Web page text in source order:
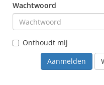
Wachtwoord
Onthoudt mij